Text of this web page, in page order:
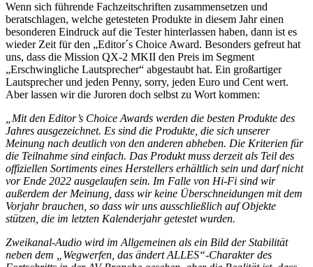
Wenn sich führende Fachzeitschriften zusammensetzen und
beratschlagen, welche getesteten Produkte in diesem Jahr einen
besonderen Eindruck auf die Tester hinterlassen haben, dann ist es
wieder Zeit für den „Editor´s Choice Award. Besonders gefreut hat
uns, dass die Mission QX-2 MKII den Preis im Segment
„Erschwingliche Lautsprecher“ abgestaubt hat. Ein großartiger
Lautsprecher und jeden Penny, sorry, jeden Euro und Cent wert.
Aber lassen wir die Juroren doch selbst zu Wort kommen:
„Mit den Editor’s Choice Awards werden die besten Produkte des
Jahres ausgezeichnet. Es sind die Produkte, die sich unserer
Meinung nach deutlich von den anderen abheben. Die Kriterien für
die Teilnahme sind einfach. Das Produkt muss derzeit als Teil des
offiziellen Sortiments eines Herstellers erhältlich sein und darf nicht
vor Ende 2022 ausgelaufen sein. Im Falle von Hi-Fi sind wir
außerdem der Meinung, dass wir keine Überschneidungen mit dem
Vorjahr brauchen, so dass wir uns ausschließlich auf Objekte
stützen, die im letzten Kalenderjahr getestet wurden.
Zweikanal-Audio wird im Allgemeinen als ein Bild der Stabilität
neben dem „Wegwerfen, das ändert ALLES“-Charakter des